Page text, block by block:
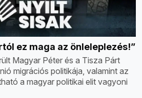
ez maga az önleleplezés!”
Magyar Péter és a Tisza Párt
migrációs politikája, valamint az
a magyar politikai elit vagyoni